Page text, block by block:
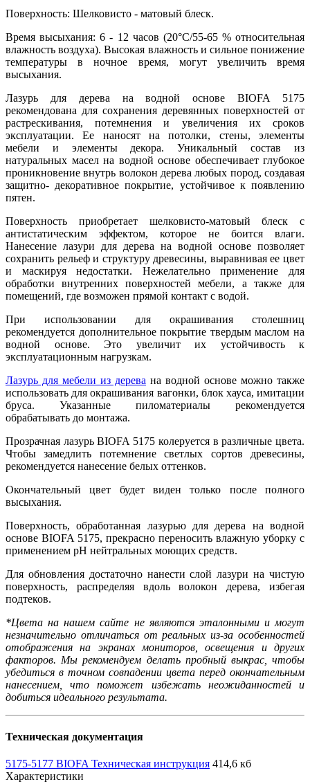
Поверхность: Шелковисто - матовый блеск.
Время высыхания: 6 - 12 часов (20°C/55-65 % относительная
влажность воздуха). Высокая влажность и сильное понижение
температуры в ночное время, могут увеличить время
высыхания.
Лазурь для дерева на водной основе BIOFA 5175
рекомендована для сохранения деревянных поверхностей от
растрескивания, потемнения и увеличения их сроков
эксплуатации. Ее наносят на потолки, стены, элементы
мебели и элементы декора. Уникальный состав из
натуральных масел на водной основе обеспечивает глубокое
проникновение внутрь волокон дерева любых пород, создавая
защитно- декоративное покрытие, устойчивое к появлению
пятен.
Поверхность приобретает шелковисто-матовый блеск с
антистатическим эффектом, которое не боится влаги.
Нанесение лазури для дерева на водной основе позволяет
сохранить рельеф и структуру древесины, выравнивая ее цвет
и маскируя недостатки. Нежелательно применение для
обработки внутренних поверхностей мебели, а также для
помещений, где возможен прямой контакт с водой.
При использовании для окрашивания столешниц
рекомендуется дополнительное покрытие твердым маслом на
водной основе. Это увеличит их устойчивость к
эксплуатационным нагрузкам.
Лазурь для мебели из дерева на водной основе можно также
использовать для окрашивания вагонки, блок хауса, имитации
бруса. Указанные пиломатериалы рекомендуется
обрабатывать до монтажа.
Прозрачная лазурь BIOFA 5175 колеруется в различные цвета.
Чтобы замедлить потемнение светлых сортов древесины,
рекомендуется нанесение белых оттенков.
Окончательный цвет будет виден только после полного
высыхания.
Поверхность, обработанная лазурью для дерева на водной
основе BIOFA 5175, прекрасно переносить влажную уборку с
применением pH нейтральных моющих средств.
Для обновления достаточно нанести слой лазури на чистую
поверхность, распределяя вдоль волокон дерева, избегая
подтеков.
*Цвета на нашем сайте не являются эталонными и могут
незначительно отличаться от реальных из-за особенностей
отображения на экранах мониторов, освещения и других
факторов. Мы рекомендуем делать пробный выкрас, чтобы
убедиться в точном совпадении цвета перед окончательным
нанесением, что поможет избежать неожиданностей и
добиться идеального результата.
Техническая документация
5175-5177 BIOFA Техническая инструкция 414,6 кб
Характеристики